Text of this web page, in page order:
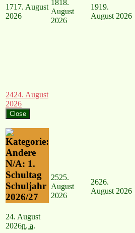
1717. August
2026
1818.
August
2026
1919.
August 2026
2424. August
2026
Close
N/A: 1.
Schultag
Schuljahr
2026/27
24. August
2026n. a.
2525.
August
2026
2626.
August 2026